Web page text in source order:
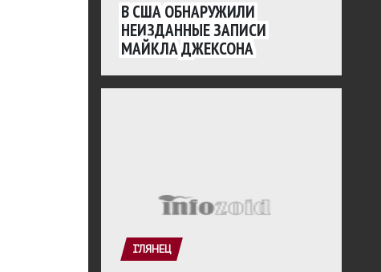
В США ОБНАРУЖИЛИ
НЕИЗДАННЫЕ ЗАПИСИ
МАЙКЛА ДЖЕКСОНА
ГЛЯНЕЦ